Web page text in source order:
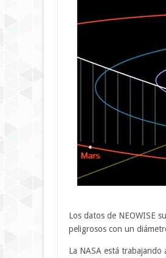
Los datos de NEOWISE
peligrosos con un
La NASA está trabajando